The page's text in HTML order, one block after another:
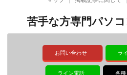
苦手な方専門パソ
お問い合わせ ラ
ライン電話 各